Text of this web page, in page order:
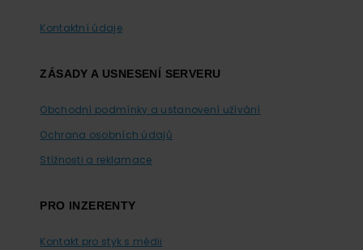
Kontaktní údaje
ZÁSADY A USNESENÍ SERVERU
Obchodní podmínky a ustanovení užívání
Ochrana osobních údajů
Stížnosti a reklamace
PRO INZERENTY
Kontakt pro styk s médii